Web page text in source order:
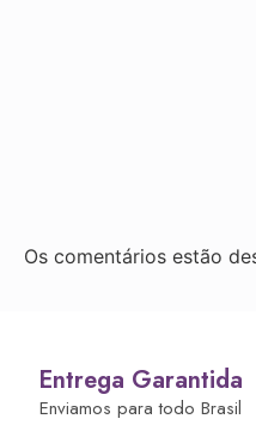
Os comentários estão
Entrega Garantida
Enviamos para todo Brasil